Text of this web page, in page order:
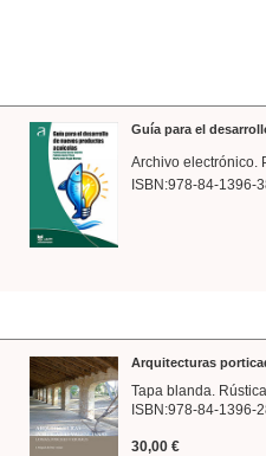
Guía para el
Archivo electrónico.
ISBN:978-84-1396-
Arquitecturas
Tapa blanda. Rústica
ISBN:978-84-1396-
30,00 €